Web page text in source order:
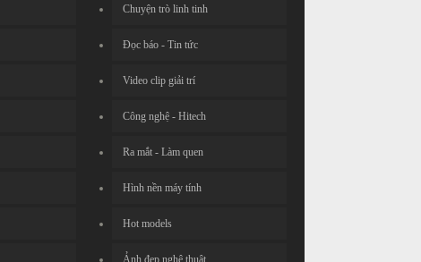
Chuyện trò linh tinh
Đọc báo - Tin tức
Video clip giải trí
Công nghệ - Hitech
Ra mắt - Làm quen
Hình nền máy tính
Hot models
Ảnh đẹp nghệ thuật